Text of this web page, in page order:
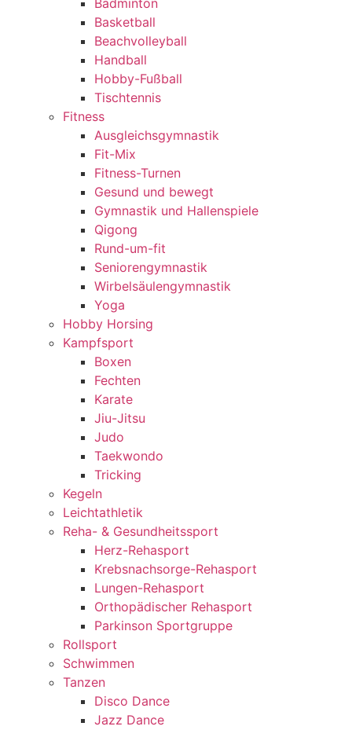
Badminton
Basketball
Beachvolleyball
Handball
Hobby-Fußball
Tischtennis
Fitness
Ausgleichsgymnastik
Fit-Mix
Fitness-Turnen
Gesund und bewegt
Gymnastik und Hallenspiele
Qigong
Rund-um-fit
Seniorengymnastik
Wirbelsäulengymnastik
Yoga
Hobby Horsing
Kampfsport
Boxen
Fechten
Karate
Jiu-Jitsu
Judo
Taekwondo
Tricking
Kegeln
Leichtathletik
Reha- & Gesundheitssport
Herz-Rehasport
Krebsnachsorge-Rehasport
Lungen-Rehasport
Orthopädischer Rehasport
Parkinson Sportgruppe
Rollsport
Schwimmen
Tanzen
Disco Dance
Jazz Dance